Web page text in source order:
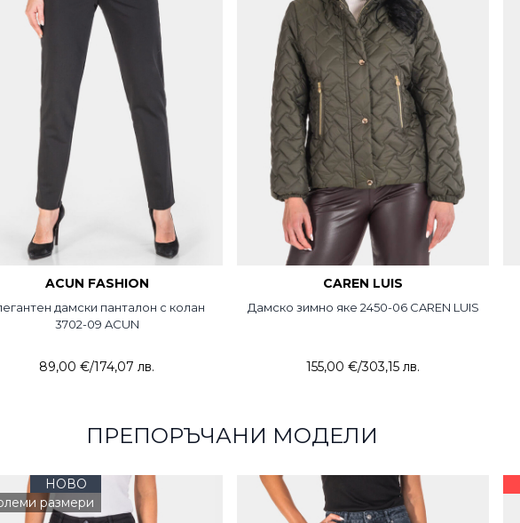
ACUN FASHION
дамски панталон с колан
3702-09 ACUN
89,00 €/174,07 лв.
CAREN LUIS
Дамско зимно яке 2450-06 CAREN LUIS
155,00 €/303,15 лв.
ПРЕПОРЪЧАНИ МОДЕЛИ
НОВО
размери